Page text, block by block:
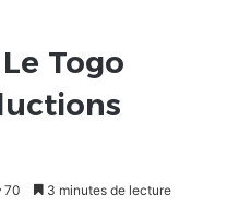
Togo
70 3 minutes de lecture